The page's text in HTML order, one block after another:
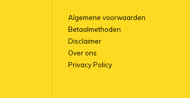
Algemene voorwaarden
Betaalmethoden
Disclaimer
Over ons
Privacy Policy